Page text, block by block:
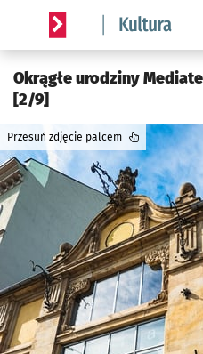
Serwis informacyjny
Okrągłe urodziny
[2/9]
Przesuń zdjęcie palcem